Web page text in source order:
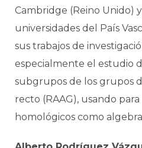
Cambridge (Reino Unido)
universidades del País
sus trabajos de
especialmente el estudio
subgrupos de los grupos
recto (RAAG), usando
homológicos como